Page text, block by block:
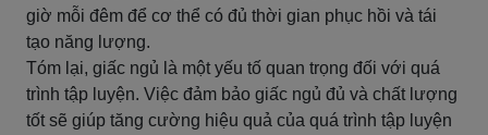
giờ mỗi đêm để cơ thể có đủ thời gian phục hồi và tái
tạo năng lượng.
Tóm lại, giấc ngủ là một yếu tố quan trọng đối với quá
trình tập luyện. Việc đảm bảo giấc ngủ đủ và chất lượng
tốt sẽ giúp tăng cường hiệu quả của quá trình tập luyện